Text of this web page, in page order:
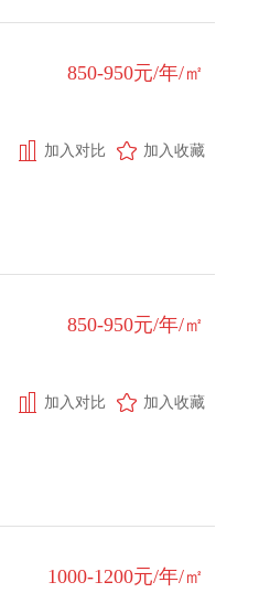
850-950元/年/㎡
加入收藏
加入对比
850-950元/年/㎡
加入收藏
加入对比
1000-1200元/年/㎡